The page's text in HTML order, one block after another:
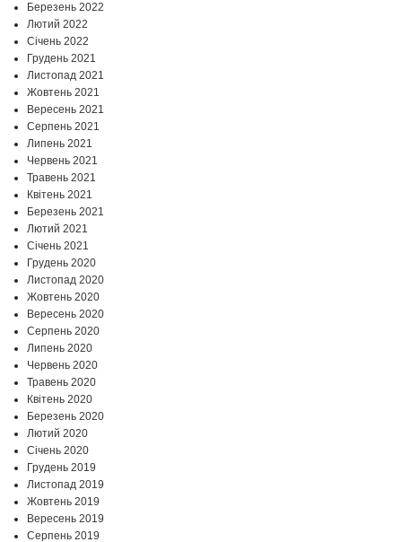
Березень 2022
Лютий 2022
Січень 2022
Грудень 2021
Листопад 2021
Жовтень 2021
Вересень 2021
Серпень 2021
Липень 2021
Червень 2021
Травень 2021
Квітень 2021
Березень 2021
Лютий 2021
Січень 2021
Грудень 2020
Листопад 2020
Жовтень 2020
Вересень 2020
Серпень 2020
Липень 2020
Червень 2020
Травень 2020
Квітень 2020
Березень 2020
Лютий 2020
Січень 2020
Грудень 2019
Листопад 2019
Жовтень 2019
Вересень 2019
Серпень 2019